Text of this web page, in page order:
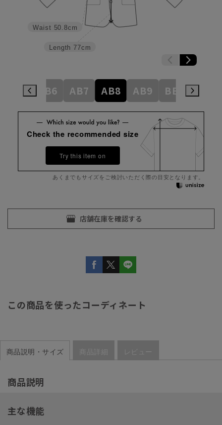
Length 77cm
Waist 50.8cm
AB6 AB7 AB8 AB9 BE3
Check the recommended size
Try this item on
あくまでもサイズをご検討いただく際の目安となります。
この商品を使ったコーディネート
商品説明・サイズ 商品詳細 レビュー
商品説明
主な機能